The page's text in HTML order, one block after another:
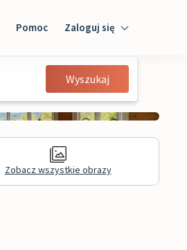
Pomoc Zaloguj się
Zaloguj się
Gość
Wyszukaj
Zobacz wszystkie obrazy